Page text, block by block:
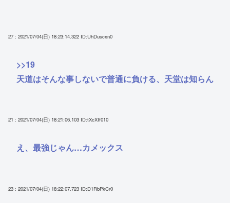
27 : 2021/07/04(日) 18:23:14.322 ID:UhDuscxn0
>>19
天道はそんな事しないで普通に負ける、天堂は知らん
21 : 2021/07/04(日) 18:21:06.103 ID:tXcXIf010
え、最強じゃん…カメックス
23 : 2021/07/04(日) 18:22:07.723 ID:D1RbPkCr0